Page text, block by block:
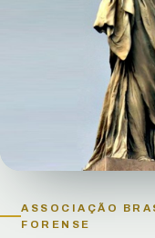
ASSOCIAÇÃO
FORENSE